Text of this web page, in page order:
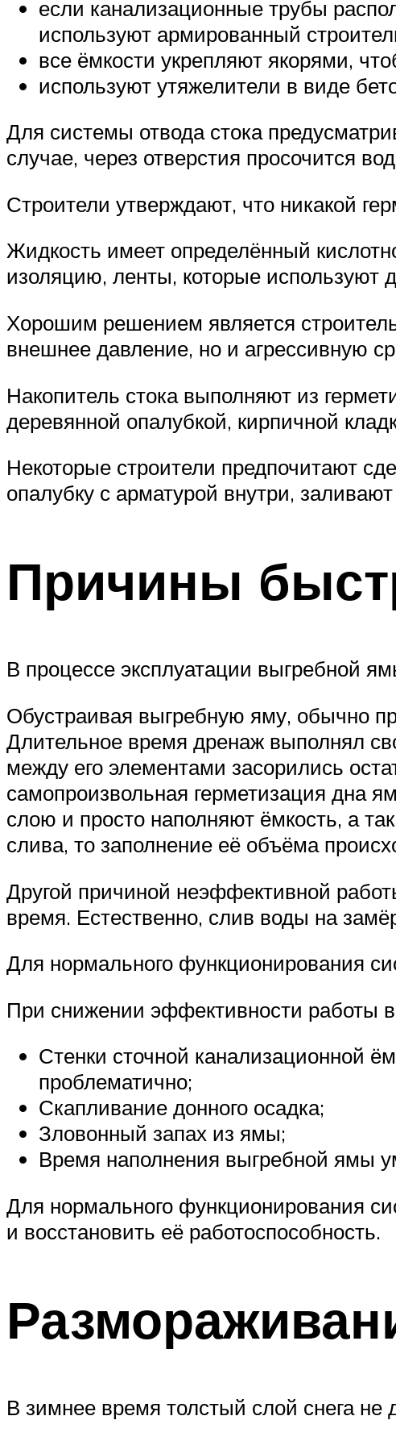
если канализационные трубы
используют армированный
все ёмкости укрепляют якорями,
используют утяжелители в виде
Для системы отвода стока
случае, через отверстия просочится
Строители утверждают, что никакой
Жидкость имеет определённый
изоляцию, ленты, которые используют
Хорошим решением является
внешнее давление, но и агрессивную
Накопитель стока выполняют из
деревянной опалубкой, кирпичной
Некоторые строители предпочитают
опалубку с арматурой внутри,
Причины
В процессе эксплуатации выгребной
Обустраивая выгребную яму, обычно
Длительное время дренаж выполнял
между его элементами засорились
самопроизвольная герметизация дна
слою и просто наполняют ёмкость, а
слива, то заполнение её объёма
Другой причиной неэффективной
время. Естественно, слив воды на
Для нормального функционирования
При снижении эффективности работы
Стенки сточной канализационной
проблематично;
Скапливание донного осадка;
Зловонный запах из ямы;
Время наполнения выгребной ямы
Для нормального функционирования
и восстановить её работоспособность.
В зимнее время толстый слой снега не